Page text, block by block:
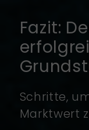
Fazit:
Schritte,
Marktwert